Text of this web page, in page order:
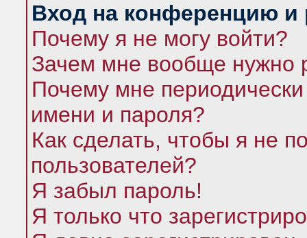
Вход на конференцию и
Почему я не могу войти?
Зачем мне вообще нужно
Почему мне
имени и пароля?
Как сделать, чтобы я не
пользователей?
Я забыл пароль!
Я только что